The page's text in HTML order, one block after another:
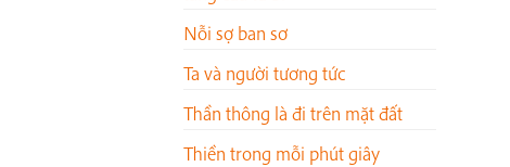
Nỗi sợ ban sơ
Ta và người tương tức
Thần thông là đi trên mặt đất
Thiền trong mỗi phút giây